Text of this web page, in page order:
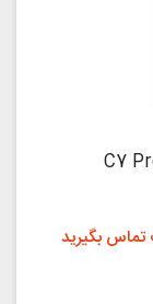
تماس بگیرید